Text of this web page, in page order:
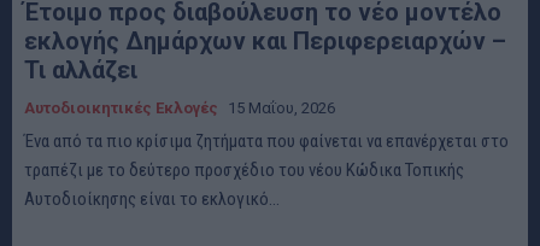
Έτοιμο προς διαβούλευση το νέο μοντέλο
εκλογής Δημάρχων και Περιφερειαρχών –
Τι αλλάζει
Αυτοδιοικητικές Εκλογές 15 Μαΐου, 2026
Ένα από τα πιο κρίσιμα ζητήματα που φαίνεται να επανέρχεται στο
τραπέζι με το δεύτερο προσχέδιο του νέου Κώδικα Τοπικής
Αυτοδιοίκησης είναι το εκλογικό...